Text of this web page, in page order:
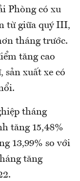
Phòng có xu
từ giữa quý III,
tháng trước.
tăng cao
sản xuất xe có
tháng
tăng 15,48%
13,99% so với
tăng